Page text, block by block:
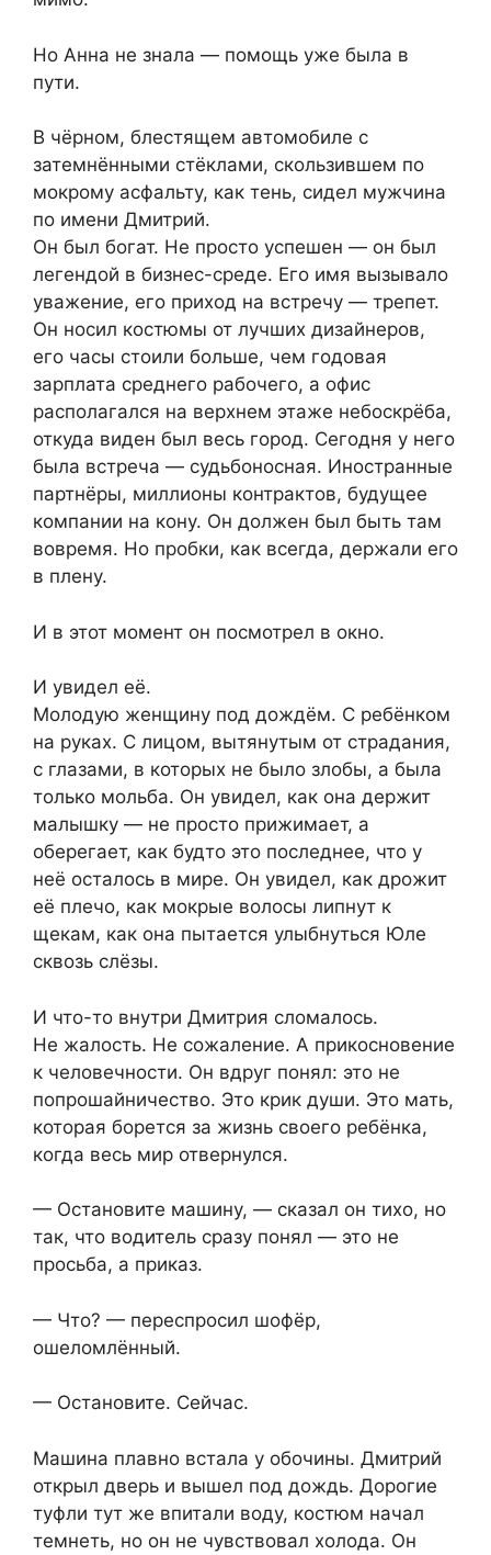
Но Анна не знала — помощь уже была в
пути.
В чёрном, блестящем автомобиле с
затемнёнными стёклами, скользившем по
мокрому асфальту, как тень, сидел мужчина
по имени Дмитрий.
Он был богат. Не просто успешен — он был
легендой в бизнес-среде. Его имя вызывало
уважение, его приход на встречу — трепет.
Он носил костюмы от лучших дизайнеров,
его часы стоили больше, чем годовая
зарплата среднего рабочего, а офис
располагался на верхнем этаже небоскрёба,
откуда виден был весь город. Сегодня у него
была встреча — судьбоносная. Иностранные
партнёры, миллионы контрактов, будущее
компании на кону. Он должен был быть там
вовремя. Но пробки, как всегда, держали его
в плену.
И в этот момент он посмотрел в окно.
И увидел её.
Молодую женщину под дождём. С ребёнком
на руках. С лицом, вытянутым от страдания,
с глазами, в которых не было злобы, а была
только мольба. Он увидел, как она держит
малышку — не просто прижимает, а
оберегает, как будто это последнее, что у
неё осталось в мире. Он увидел, как дрожит
её плечо, как мокрые волосы липнут к
щекам, как она пытается улыбнуться Юле
сквозь слёзы.
И что-то внутри Дмитрия сломалось.
Не жалость. Не сожаление. А прикосновение
к человечности. Он вдруг понял: это не
попрошайничество. Это крик души. Это мать,
которая борется за жизнь своего ребёнка,
когда весь мир отвернулся.
— Остановите машину, — сказал он тихо, но
так, что водитель сразу понял — это не
просьба, а приказ.
— Что? — переспросил шофёр,
ошеломлённый.
— Остановите. Сейчас.
Машина плавно встала у обочины. Дмитрий
открыл дверь и вышел под дождь. Дорогие
туфли тут же впитали воду, костюм начал
темнеть, но он не чувствовал холода. Он